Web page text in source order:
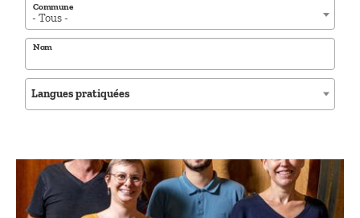
- Tous -
Commune
Nom
Langues pratiquées